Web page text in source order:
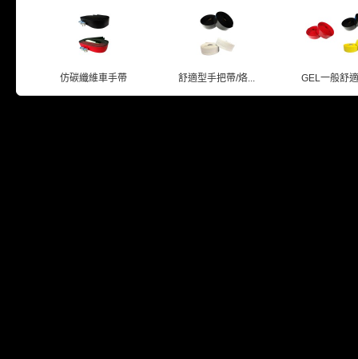
仿碳纖維車手帶 舒適型手把帶/烙... GEL一般舒